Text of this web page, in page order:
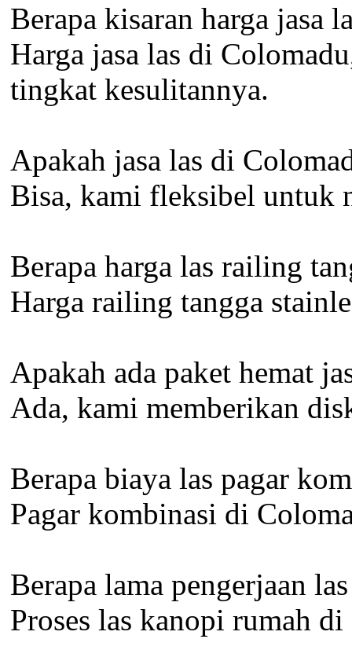
Berapa kisaran harga jasa
Harga jasa las di
tingkat kesulitannya.
Apakah jasa las di
Bisa, kami fleksibel untuk
Berapa harga las railing
Harga railing tangga
Apakah ada paket hemat
Ada, kami memberikan
Berapa biaya las pagar
Pagar kombinasi di
Berapa lama pengerjaan
Proses las kanopi rumah